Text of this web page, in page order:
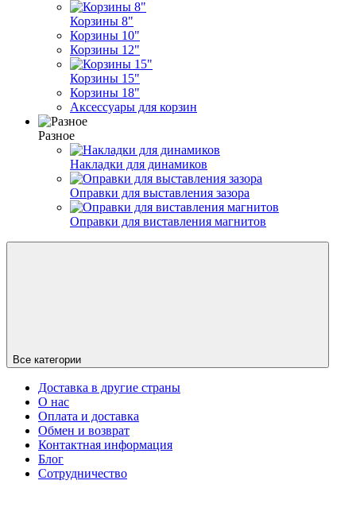
Корзины 8"
Корзины 10"
Корзины 12"
Корзины 15"
Корзины 18"
Аксессуары для корзин
Разное
Накладки для динамиков
Оправки для выставления зазора
Оправки для виставления магнитов
Все категории
Доставка в другие страны
О нас
Оплата и доставка
Обмен и возврат
Контактная информация
Блог
Сотрудничество